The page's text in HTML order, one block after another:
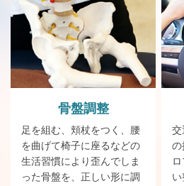
骨盤調整
足を組む、頬杖をつく、腰
を曲げて椅子に座るなどの
生活習慣により歪んでしま
った骨盤を、正しい形に調
交
の